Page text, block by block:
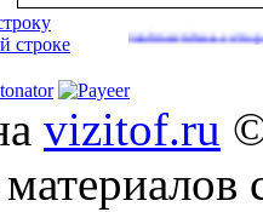
|http://onlinevideos.cc/top/out.php
vizitof.ru